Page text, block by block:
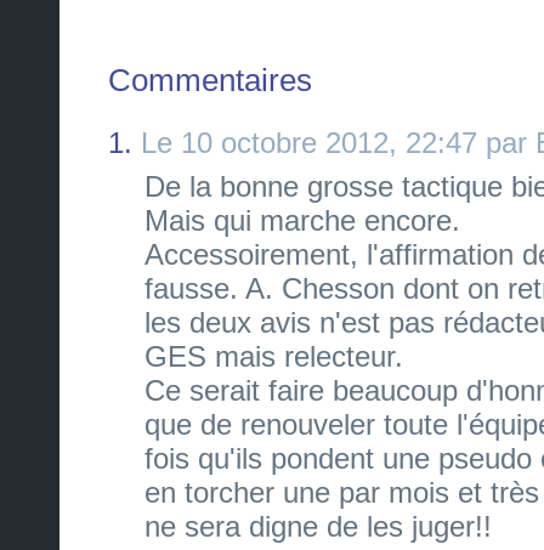
Commentaires
1. Le 10 octobre 2012, 22:47 par
De la bonne grosse tactique
Mais qui marche encore.
Accessoirement, l'affirmation
fausse. A. Chesson dont on
les deux avis n'est pas
GES mais relecteur.
Ce serait faire beaucoup
que de renouveler toute
fois qu'ils pondent une
en torcher une par mois et
ne sera digne de les juger!!